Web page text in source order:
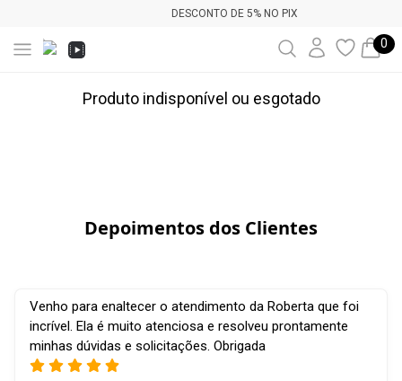
DESCONTO DE 5% NO PIX
0
Produto indisponível ou esgotado
Depoimentos dos Clientes
Venho para enaltecer o atendimento da Roberta que foi
incrível. Ela é muito atenciosa e resolveu prontamente
minhas dúvidas e solicitações. Obrigada